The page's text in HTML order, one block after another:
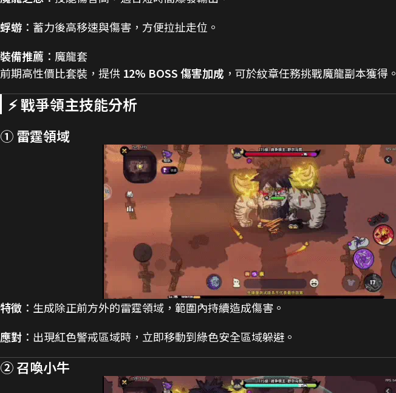
蜉蝣 ：蓄力後高移速與傷害，方便拉扯走位。
裝備推薦 ：魔龍套
前期高性價比套裝，提供 12% BOSS 傷害加成 ，可於紋章任務挑戰魔龍副本獲得。
⚡ 戰爭領主技能分析
① 雷霆領域
特徵 ：生成除正前方外的雷霆領域，範圍內持續造成傷害。
應對 ：出現紅色警戒區域時，立即移動到綠色安全區域躲避。
② 召喚小牛